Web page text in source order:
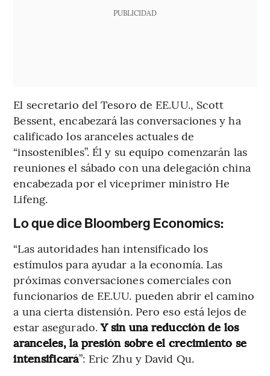
PUBLICIDAD
El secretario del Tesoro de EE.UU., Scott
Bessent, encabezará las conversaciones y ha
calificado los aranceles actuales de
“insostenibles”. Él y su equipo comenzarán las
reuniones el sábado con una delegación china
encabezada por el viceprimer ministro He
Lifeng.
Lo que dice Bloomberg Economics:
“Las autoridades han intensificado los
estímulos para ayudar a la economía. Las
próximas conversaciones comerciales con
funcionarios de EE.UU. pueden abrir el camino
a una cierta distensión. Pero eso está lejos de
estar asegurado.Y sin una reducción de los
aranceles, la presión sobre el crecimiento se
intensificará”: Eric Zhu y David Qu.